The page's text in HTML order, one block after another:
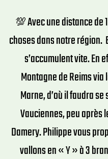
💯​Avec une distance de
choses dans notre région.
s’accumulent vite. En
Montagne de Reims via
Marne, d’où il faudra
Vauciennes, peu après
Damery. Philippe vous
vallons en « Y » à 3